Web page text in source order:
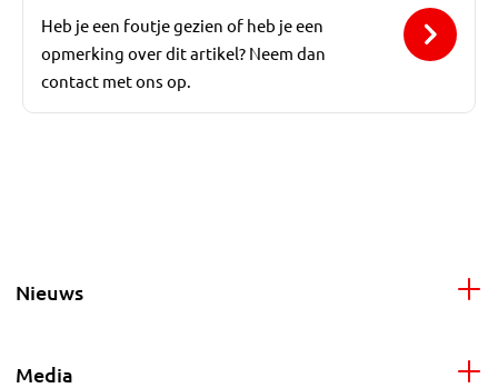
Heb je een foutje gezien of heb je een
opmerking over dit artikel? Neem dan
contact met ons op.
Nieuws
Media